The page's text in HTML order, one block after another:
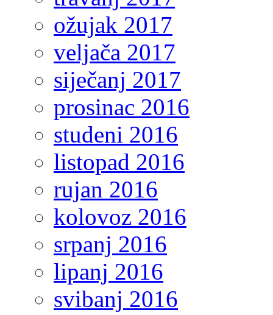
ožujak 2017
veljača 2017
siječanj 2017
prosinac 2016
studeni 2016
listopad 2016
rujan 2016
kolovoz 2016
srpanj 2016
lipanj 2016
svibanj 2016